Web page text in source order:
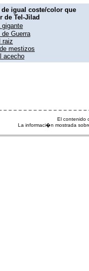
de igual coste/color que
de Tel-Jilad
de Guerra
raiz
mestizos
acecho
El contenido
La informaci�n mostrada